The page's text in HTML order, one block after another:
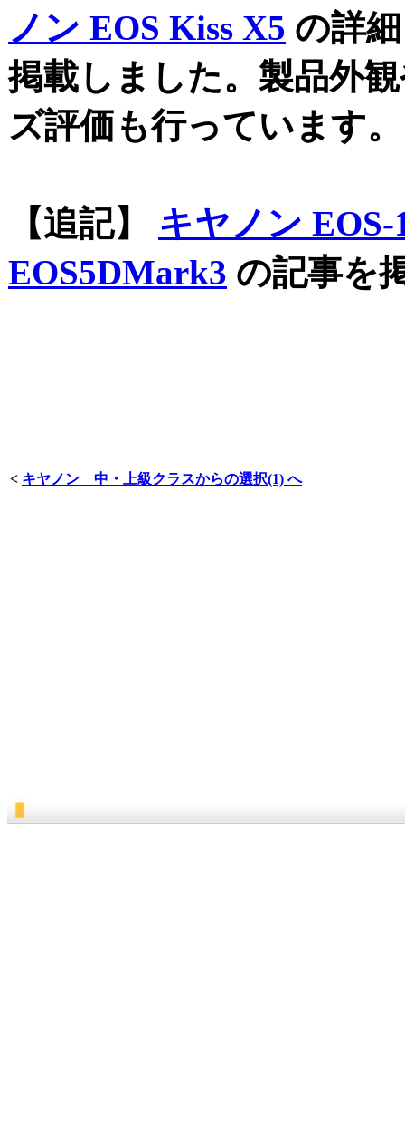
ノン EOS Kiss X5 の詳
掲載しました。製品外
ズ評価も行っています。
【追記】 キヤノン EOS-
EOS5DMark3 の記事を
< キヤノン 中・上級クラスからの選択(1) へ